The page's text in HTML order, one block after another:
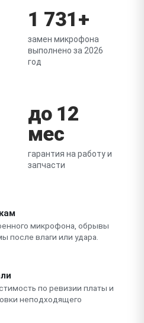
1 731+
замен микрофона
выполнено за 2026
год
до 12
мес
гарантия на работу и
запчасти
микрофона, обрывы
после влаги или удара.
по ревизии платы и
неподходящего